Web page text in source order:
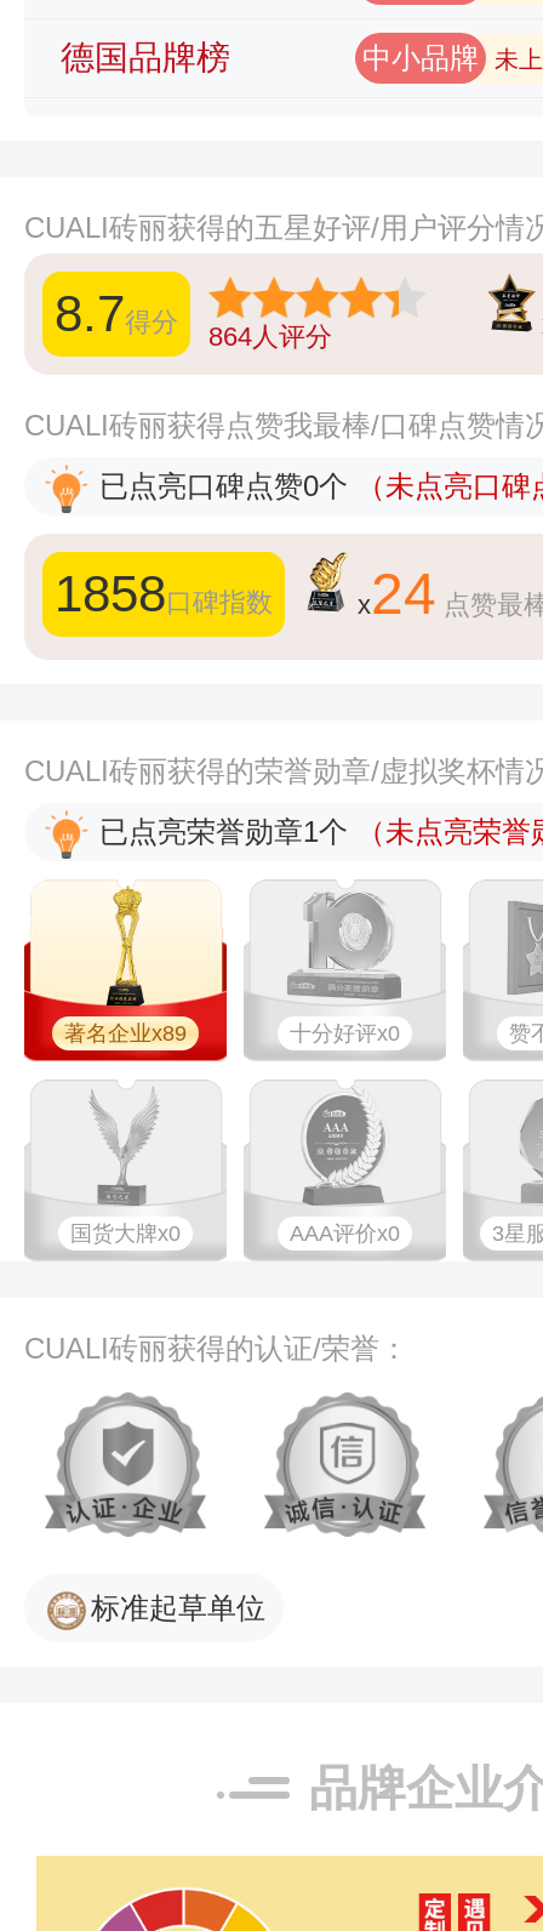
德国品牌榜 中小品牌 未
CUALI砖丽获得的五星好评/用户评分情
8.7得分 864人评分
CUALI砖丽获得点赞我最棒/口碑点赞情
已点亮口碑点赞0个
（未点亮口
1858口碑指数 x24 点赞最
CUALI砖丽获得的荣誉勋章/虚拟奖杯情
已点亮荣誉勋章1个
（未点亮荣
著名企业x89 十分好评x0 赞
国货大牌x0 AAA评价x0 3星
CUALI砖丽获得的认证/荣誉：
标准起草单位
品牌企业